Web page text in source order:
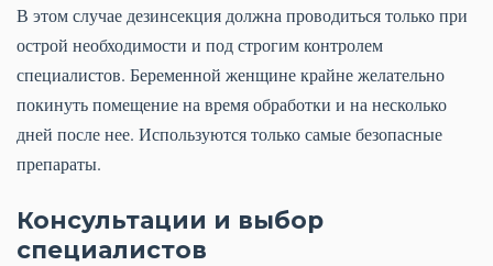
В этом случае дезинсекция должна проводиться только при
острой необходимости и под строгим контролем
специалистов. Беременной женщине крайне желательно
покинуть помещение на время обработки и на несколько
дней после нее. Используются только самые безопасные
препараты.
Консультации и выбор
специалистов